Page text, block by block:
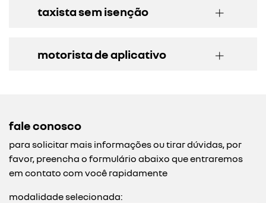
taxista sem isenção
motorista de aplicativo
fale conosco
para solicitar mais informações ou tirar dúvidas, por
favor, preencha o formulário abaixo que entraremos
em contato com você rapidamente
modalidade selecionada: